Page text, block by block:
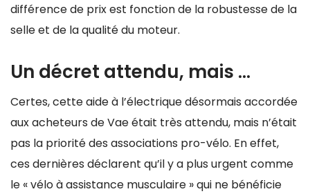
différence de prix est fonction de la robustesse de la
selle et de la qualité du moteur.
Un décret attendu, mais …
Certes, cette aide à l’électrique désormais accordée
aux acheteurs de Vae était très attendu, mais n’était
pas la priorité des associations pro-vélo. En effet,
ces dernières déclarent qu’il y a plus urgent comme
le « vélo à assistance musculaire » qui ne bénéficie